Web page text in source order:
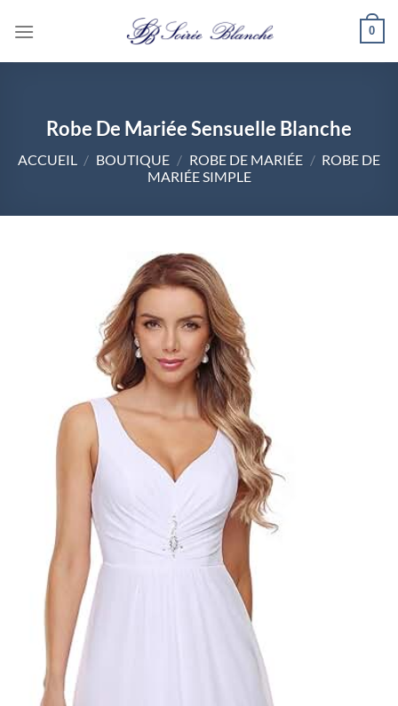
0
Robe De Mariée Sensuelle Blanche
ACCUEIL / BOUTIQUE / ROBE DE MARIÉE / ROBE DE
MARIÉE SIMPLE